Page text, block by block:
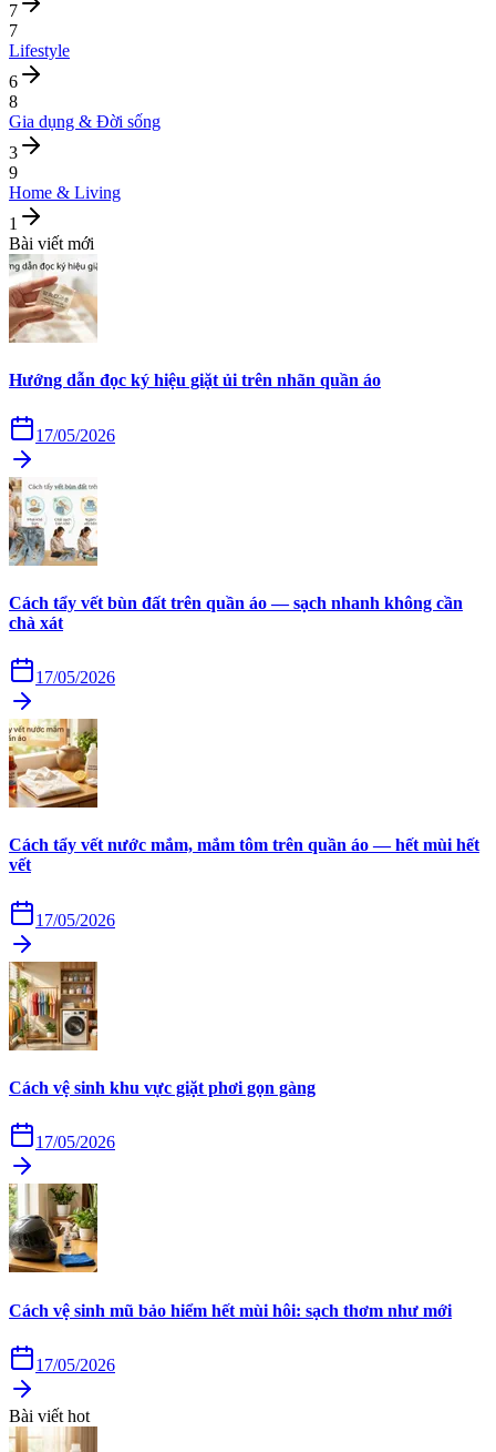
7
7
Lifestyle
6
8
Gia dụng & Đời sống
3
9
Home & Living
1
Bài viết mới
Hướng dẫn đọc ký hiệu giặt ủi trên nhãn quần áo
17/05/2026
Cách tẩy vết bùn đất trên quần áo — sạch nhanh không cần
chà xát
17/05/2026
Cách tẩy vết nước mắm, mắm tôm trên quần áo — hết mùi hết
vết
17/05/2026
Cách vệ sinh khu vực giặt phơi gọn gàng
17/05/2026
Cách vệ sinh mũ bảo hiểm hết mùi hôi: sạch thơm như mới
17/05/2026
Bài viết hot